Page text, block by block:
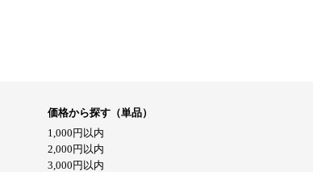
価格から探す（単品）
1,000円以内
2,000円以内
3,000円以内